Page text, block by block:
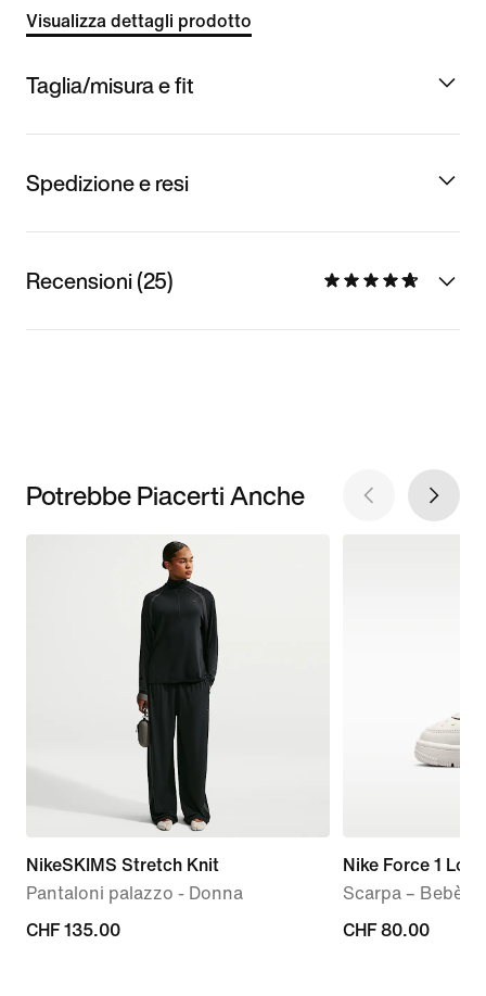
Visualizza dettagli prodotto
Taglia/misura e fit
Spedizione e resi
Recensioni (25)
Potrebbe Piacerti Anche
NikeSKIMS Stretch Knit
Pantaloni palazzo - Donna
CHF
CHF 135.00
Nike Force 1 Low
Scarpa – Bebè e
CHF
CHF 80.00